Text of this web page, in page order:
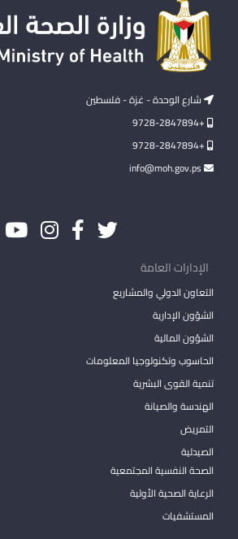
شارع الوحدة - غزة - فلسطين
+9728-2847894
+9728-2847894
الإدارات العامة
التعاون الدولي والمشاريع
الشؤون الإدارية
الشؤون المالية
الحاسوب وتكنولوجيا المعلومات
تنمية القوى البشرية
الهندسة والصيانة
التمريض
الصيدلية
الصحة النفسية المجتمعية
الرعاية الصحية الأولية
المستشفيات